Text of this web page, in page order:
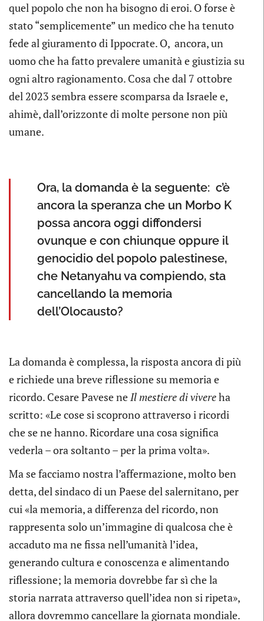
quel popolo che non ha bisogno di eroi. O forse è
stato “semplicemente” un medico che ha tenuto
fede al giuramento di Ippocrate. O, ancora, un
uomo che ha fatto prevalere umanità e giustizia su
ogni altro ragionamento. Cosa che dal 7 ottobre
del 2023 sembra essere scomparsa da Israele e,
ahimè, dall’orizzonte di molte persone non più
umane.
Ora, la domanda è la seguente: c’è
ancora la speranza che un Morbo K
possa ancora oggi diffondersi
ovunque e con chiunque oppure il
genocidio del popolo palestinese,
che Netanyahu va compiendo, sta
cancellando la memoria
dell’Olocausto?
La domanda è complessa, la risposta ancora di più
e richiede una breve riflessione su memoria e
ricordo. Cesare Pavese neIl mestiere di vivereha
scritto: «Le cose si scoprono attraverso i ricordi
che se ne hanno. Ricordare una cosa significa
vederla – ora soltanto – per la prima volta».
Ma se facciamo nostra l’affermazione, molto ben
detta, del sindaco di un Paese del salernitano, per
cui «la memoria, a differenza del ricordo, non
rappresenta solo un’immagine di qualcosa che è
accaduto ma ne fissa nell’umanità l’idea,
generando cultura e conoscenza e alimentando
riflessione; la memoria dovrebbe far sì che la
storia narrata attraverso quell’idea non si ripeta»,
allora dovremmo cancellare la giornata mondiale.